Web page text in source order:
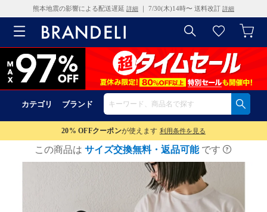
熊本地震の影響による配送遅延 詳細 ｜ 7/30(木)14時〜 送料改訂 詳細
カテゴリ ブランド
20% OFFクーポンが使えます 利用条件を見る
この商品は サイズ交換無料・返品可能 です